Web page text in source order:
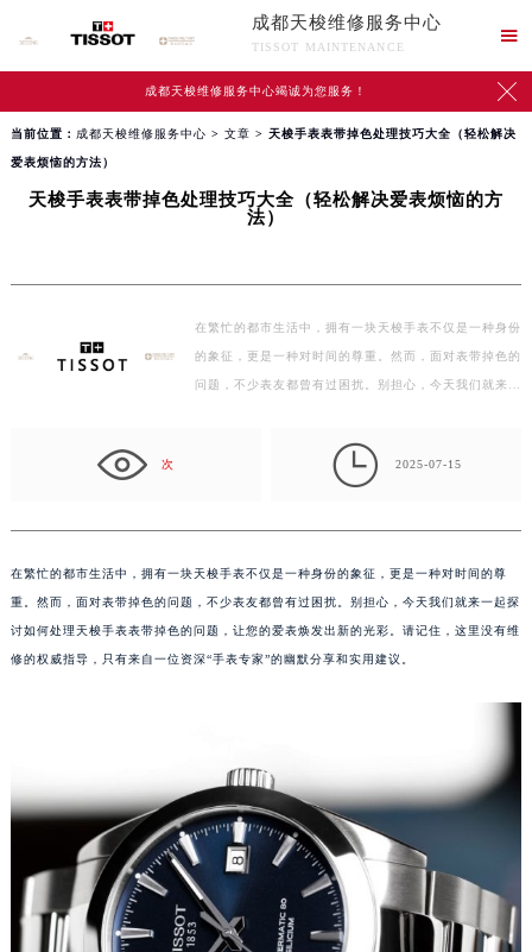
成都天梭维修服务中心
TISSOT MAINTENANCE

成都天梭维修服务中心竭诚为您服务！ 
当前位置： 成都天梭维修服务中心 > 文章 > 天梭手表表带掉色处理技巧大全（轻松解决
爱表烦恼的方法）
天梭手表表带掉色处理技巧大全（轻松解决爱表烦恼的方
法）
在繁忙的都市生活中，拥有一块天梭手表不仅是一种身份
的象征，更是一种对时间的尊重。然而，面对表带掉色的
问题，不少表友都曾有过困扰。别担心，今天我们就来一
次  2025-07-15
在繁忙的都市生活中，拥有一块天梭手表不仅是一种身份的象征，更是一种对时间的尊
重。然而，面对表带掉色的问题，不少表友都曾有过困扰。别担心，今天我们就来一起探
讨如何处理天梭手表表带掉色的问题，让您的爱表焕发出新的光彩。请记住，这里没有维
修的权威指导，只有来自一位资深“手表专家”的幽默分享和实用建议。